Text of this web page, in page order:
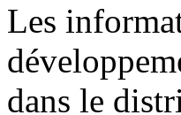
Les
dans le